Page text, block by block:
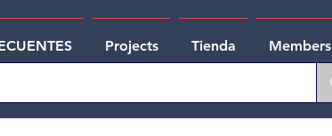
Projects Tienda Members